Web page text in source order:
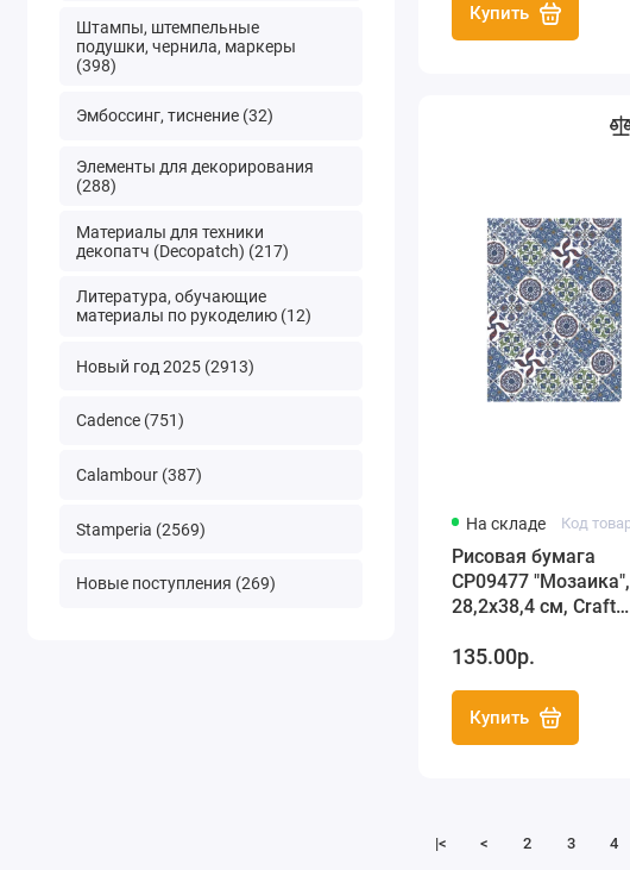
Штампы, штемпельные
подушки, чернила, маркеры
(398)
Эмбоссинг, тиснение (32)
Элементы для декорирования
(288)
Материалы для техники
декопатч (Decopatch) (217)
Литература, обучающие
материалы по рукоделию (12)
Новый год 2025 (2913)
Cadence (751)
Calambour (387)
Stamperia (2569)
Новые поступления (269)
Купить
На складе
Рисовая бумага
CP09477 "Мозаика",
28,2х38,4 см, Craft
135.00р.
Купить
|< < 2 3 4